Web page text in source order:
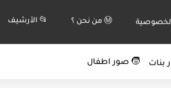
Ⓜ️ من نحن ؟ 📂 الأرشيف
بنات 🧒 صور اطفال